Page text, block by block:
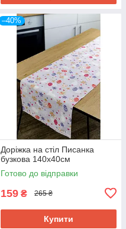
–40%
Дорiжка на стiл Писанка
бузкова 140х40см
Готово до відправки
159 ₴ 265 ₴
Купити